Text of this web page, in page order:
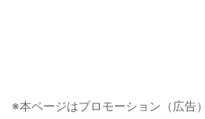
※本ページはプロモーション（広告